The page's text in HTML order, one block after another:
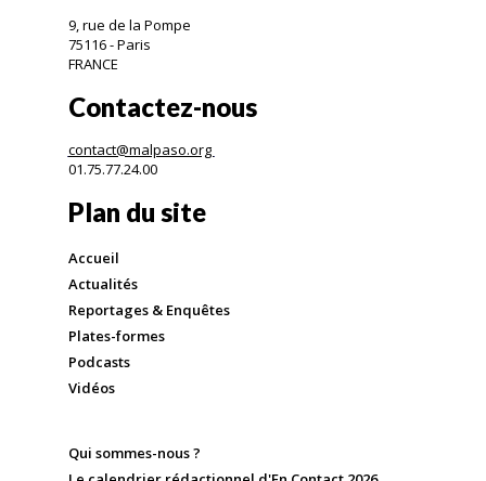
9, rue de la Pompe
75116 - Paris
FRANCE
Contactez-nous
contact@malpaso.org
01.75.77.24.00
Plan du site
Accueil
Actualités
Reportages & Enquêtes
Plates-formes
Podcasts
Vidéos
Qui sommes-nous ?